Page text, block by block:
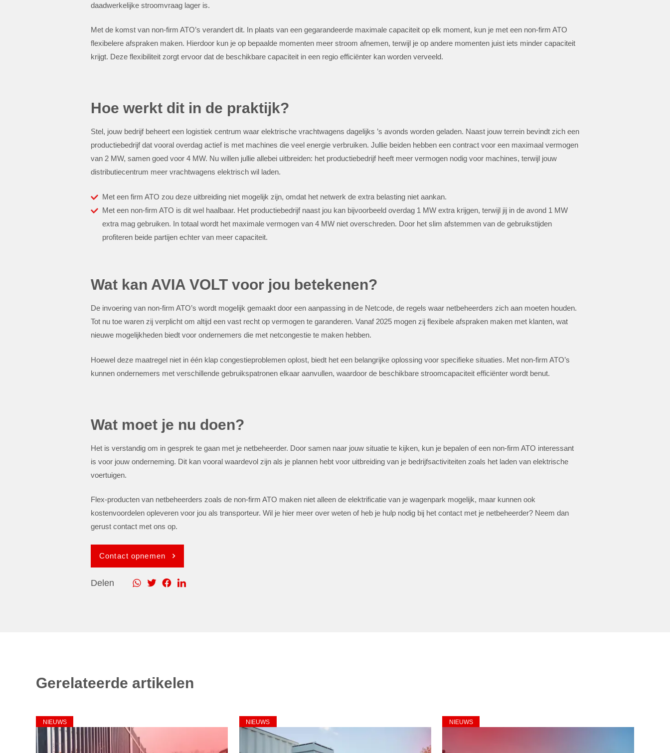
daadwerkelijke stroomvraag lager is.
Met de komst van non-firm ATO’s verandert dit. In plaats van een gegarandeerde maximale capaciteit op elk moment, kun je met een non-firm ATO
flexibelere afspraken maken. Hierdoor kun je op bepaalde momenten meer stroom afnemen, terwijl je op andere momenten juist iets minder capaciteit
krijgt. Deze flexibiliteit zorgt ervoor dat de beschikbare capaciteit in een regio efficiënter kan worden verveeld.
Hoe werkt dit in de praktijk?
Stel, jouw bedrijf beheert een logistiek centrum waar elektrische vrachtwagens dagelijks ’s avonds worden geladen. Naast jouw terrein bevindt zich een
productiebedrijf dat vooral overdag actief is met machines die veel energie verbruiken. Jullie beiden hebben een contract voor een maximaal vermogen
van 2 MW, samen goed voor 4 MW. Nu willen jullie allebei uitbreiden: het productiebedrijf heeft meer vermogen nodig voor machines, terwijl jouw
distributiecentrum meer vrachtwagens elektrisch wil laden.
Met een firm ATO zou deze uitbreiding niet mogelijk zijn, omdat het netwerk de extra belasting niet aankan.
Met een non-firm ATO is dit wel haalbaar. Het productiebedrijf naast jou kan bijvoorbeeld overdag 1 MW extra krijgen, terwijl jij in de avond 1 MW
extra mag gebruiken. In totaal wordt het maximale vermogen van 4 MW niet overschreden. Door het slim afstemmen van de gebruikstijden
profiteren beide partijen echter van meer capaciteit.
Wat kan AVIA VOLT voor jou betekenen?
De invoering van non-firm ATO’s wordt mogelijk gemaakt door een aanpassing in de Netcode, de regels waar netbeheerders zich aan moeten houden.
Tot nu toe waren zij verplicht om altijd een vast recht op vermogen te garanderen. Vanaf 2025 mogen zij flexibele afspraken maken met klanten, wat
nieuwe mogelijkheden biedt voor ondernemers die met netcongestie te maken hebben.
Hoewel deze maatregel niet in één klap congestieproblemen oplost, biedt het een belangrijke oplossing voor specifieke situaties. Met non-firm ATO’s
kunnen ondernemers met verschillende gebruikspatronen elkaar aanvullen, waardoor de beschikbare stroomcapaciteit efficiënter wordt benut.
Wat moet je nu doen?
Het is verstandig om in gesprek te gaan met je netbeheerder. Door samen naar jouw situatie te kijken, kun je bepalen of een non-firm ATO interessant
is voor jouw onderneming. Dit kan vooral waardevol zijn als je plannen hebt voor uitbreiding van je bedrijfsactiviteiten zoals het laden van elektrische
voertuigen.
Flex-producten van netbeheerders zoals de non-firm ATO maken niet alleen de elektrificatie van je wagenpark mogelijk, maar kunnen ook
kostenvoordelen opleveren voor jou als transporteur. Wil je hier meer over weten of heb je hulp nodig bij het contact met je netbeheerder? Neem dan
gerust contact met ons op.
Contact opnemen
Delen
Gerelateerde artikelen
NIEUWS NIEUWS NIEUWS